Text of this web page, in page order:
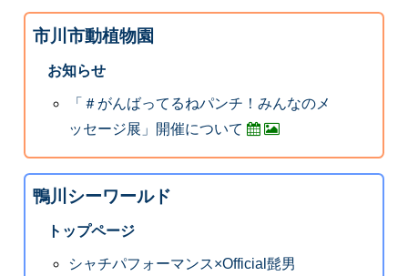
市川市動植物園
お知らせ
「＃がんばってるねパンチ！みんなのメ
ッセージ展」開催について
鴨川シーワールド
トップページ
シャチパフォーマンス×Official髭男